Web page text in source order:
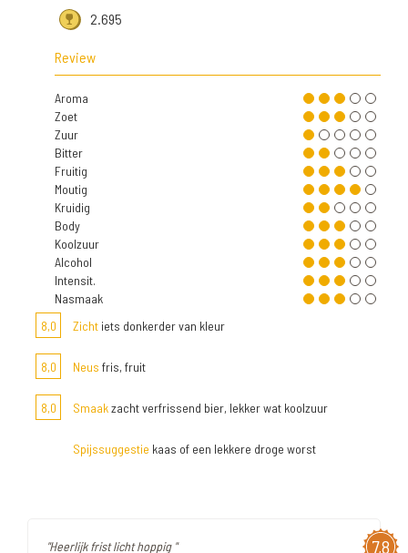
2.695
Review
Aroma
Zoet
Zuur
Bitter
Fruitig
Moutig
Kruidig
Body
Koolzuur
Alcohol
Intensit.
Nasmaak
8,0
Zicht iets donkerder van kleur
8,0 Neus fris, fruit
8,0 Smaakzacht verfrissend bier, lekker wat koolzuur
Spijssuggestie kaas of een lekkere droge worst
7,8
"Heerlijk frist licht hoppig "